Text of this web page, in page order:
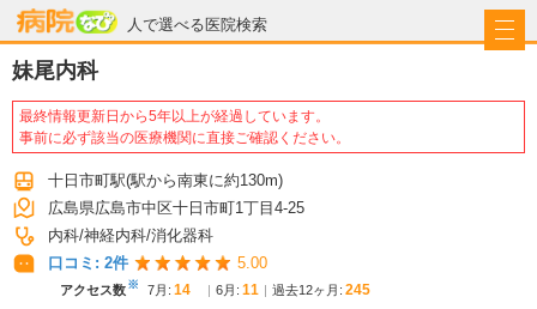
人で選べる医院検索
病院なび
妹尾内科
最終情報更新日から5年以上が経過しています。
事前に必ず該当の医療機関に直接ご確認ください。
十日市町駅(駅から南東に約130m)
広島県広島市中区十日市町1丁目4-25
内科 神経内科 消化器科
口コミ: 2件 5.00
アクセス数※ 7月 : 14 6月 : 11 過去12ヶ月: 245